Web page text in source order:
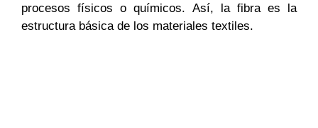
procesos físicos o químicos. Así, la fibra es la
estructura básica de los materiales textiles.